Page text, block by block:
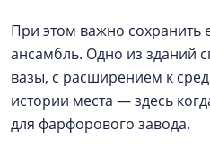
При этом важно сохранить
ансамбль. Одно из зданий
вазы, с расширением к
истории места — здесь
для фарфорового завода.